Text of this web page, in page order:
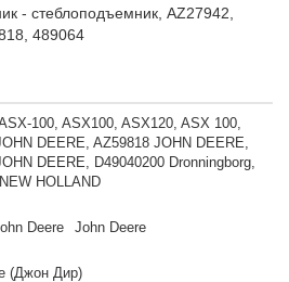
- стеблоподъемник, AZ27942,
489064
100, ASX100, ASX120, ASX 100,
DEERE, AZ59818 JOHN DEERE,
DEERE, D49040200 Dronningborg,
HOLLAND
Deere
John Deere
(Джон Дир)